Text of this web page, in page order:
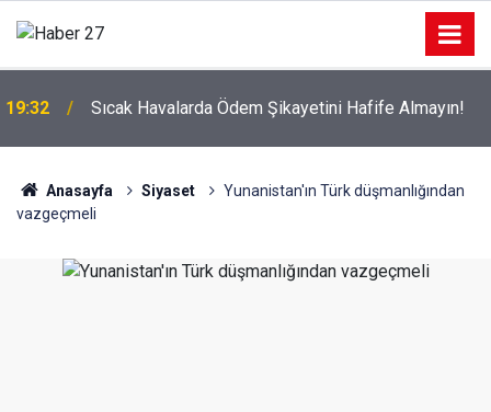
19:32 Sıcak Havalarda Ödem Şikayetini Hafife Almayın!
Anasayfa Siyaset
Yunanistan'ın Türk düşmanlığından
vazgeçmeli